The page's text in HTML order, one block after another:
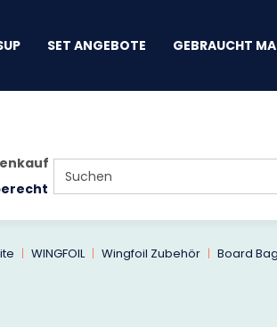
SET ANGEBOTE GEBRAUCHT
WINGFOIL Wingfoil Zubehör Board